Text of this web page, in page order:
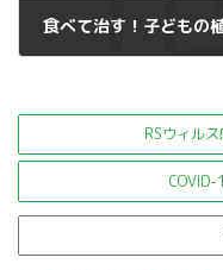
食べて治す！子どもの
RSウィル